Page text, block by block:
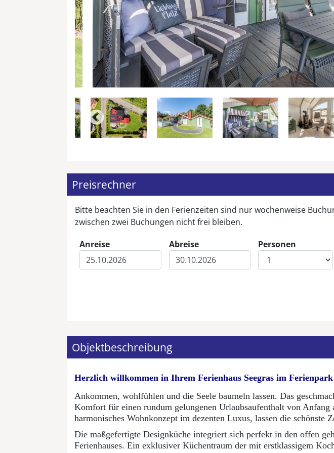
Preisrechner
Bitte beachten Sie in den Ferienzeiten sind nur wochenweise
zwischen zwei Buchungen nicht frei bleiben.
Anreise
Eingabe Anreise
Abreise
Eingabe Abreise
Personen
Eingabe Personen
Objektbeschreibung
Herzlich willkommen in Ihrem Ferienhaus Seegras im Ferienpark
Ankommen, wohlfühlen und die Seele baumeln lassen. Das
Komfort für einen rundum gelungenen Urlaubsaufenthalt von
harmonisches Wohnkonzept im dezenten Luxus, lassen die
Die maßgefertigte Designküche integriert sich perfekt in den offen
Ferienhauses. Ein exklusiver Küchentraum der mit erstklassigem